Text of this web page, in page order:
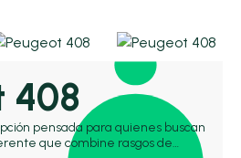
408
pensada para quienes buscan
que combine rasgos de